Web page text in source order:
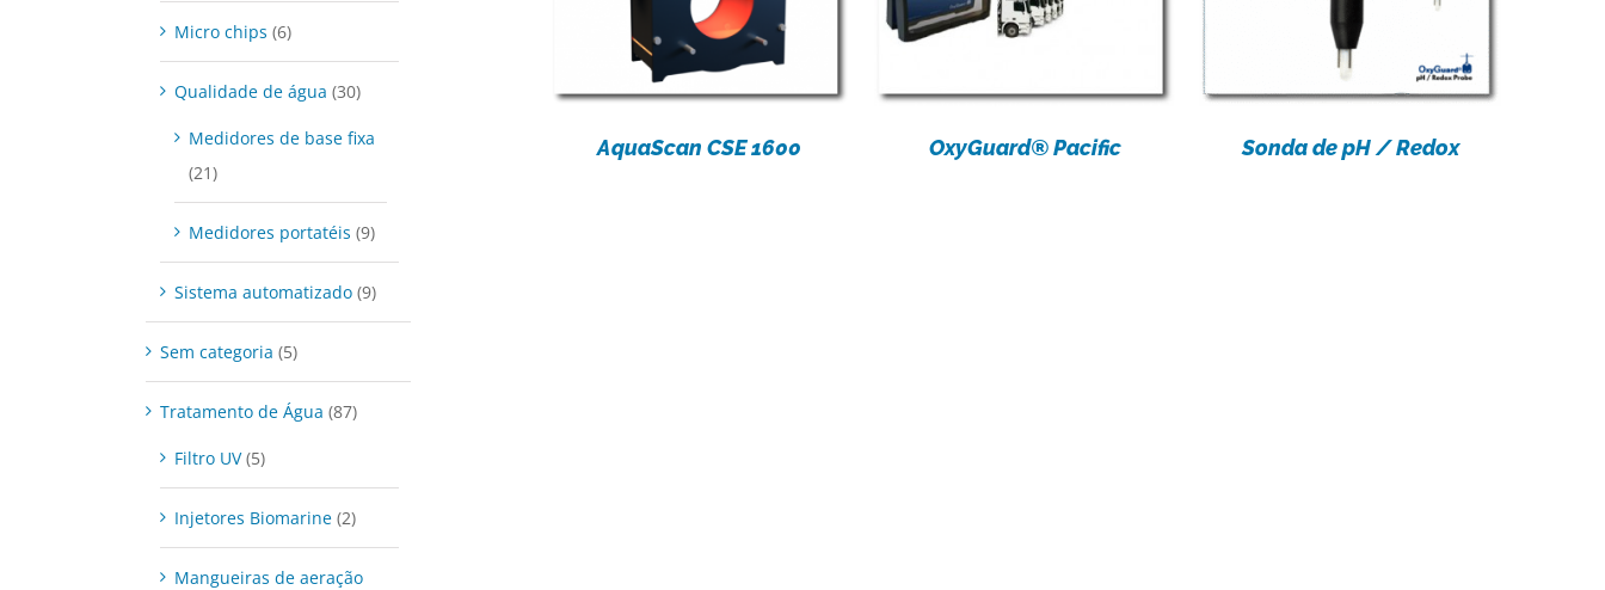
AquaScan CSE 1600 OxyGuard® Pacific Sonda de pH / Redox
Micro chips (6)
Qualidade de água (30)
Medidores de base fixa
(21)
Medidores portatéis (9)
Sistema automatizado (9)
Sem categoria (5)
Tratamento de Água (87)
Filtro UV (5)
Injetores Biomarine (2)
Mangueiras de aeração